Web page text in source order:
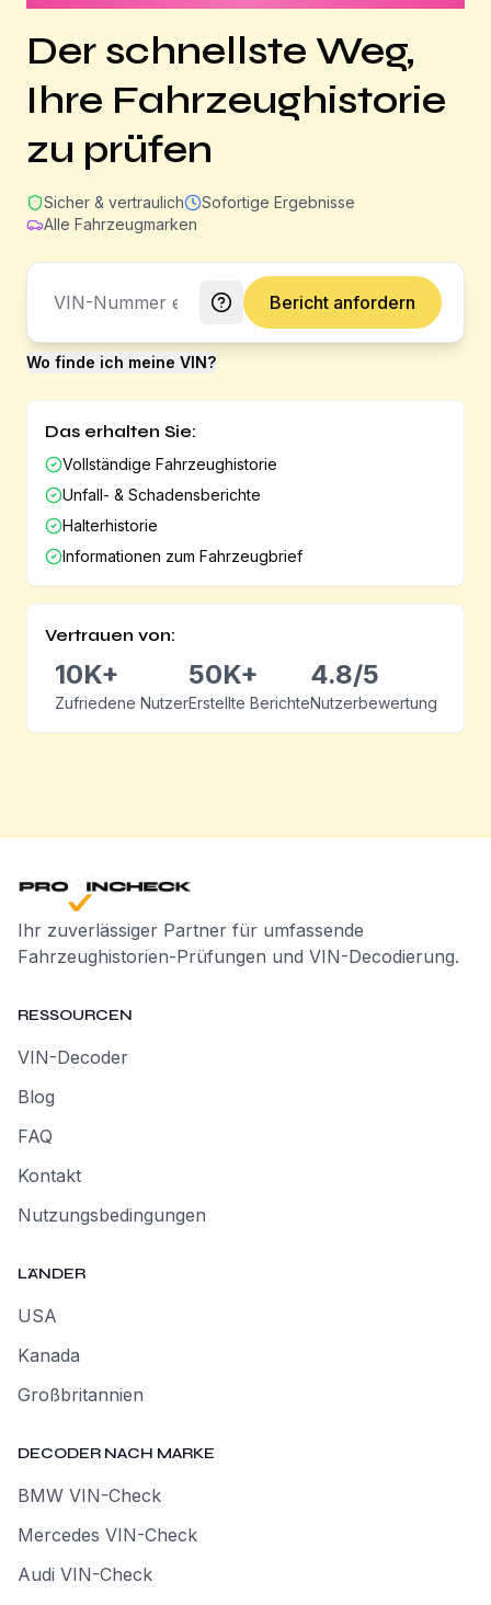
Der schnellste Weg,
Ihre Fahrzeughistorie
zu prüfen
Sicher & vertraulich
Sofortige Ergebnisse
Alle Fahrzeugmarken
Bericht anfordern
Wo finde ich meine VIN?
Das erhalten Sie:
Vollständige Fahrzeughistorie
Unfall- & Schadensberichte
Halterhistorie
Informationen zum Fahrzeugbrief
Vertrauen von:
10K+
Zufriedene Nutzer
50K+
Erstellte Berichte
4.8/5
Nutzerbewertung
Ihr zuverlässiger Partner für umfassende
Fahrzeughistorien-Prüfungen und VIN-Decodierung.
RESSOURCEN
VIN-Decoder
Blog
FAQ
Kontakt
Nutzungsbedingungen
LÄNDER
USA
Kanada
Großbritannien
DECODER NACH MARKE
BMW VIN-Check
Mercedes VIN-Check
Audi VIN-Check